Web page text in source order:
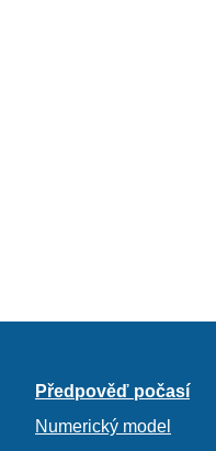
Předpověď počasí
Numerický model